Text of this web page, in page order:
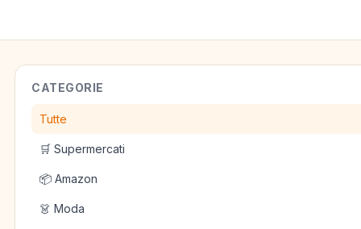
CATEGORIE
Tutte
🛒 Supermercati
📦 Amazon
👗 Moda